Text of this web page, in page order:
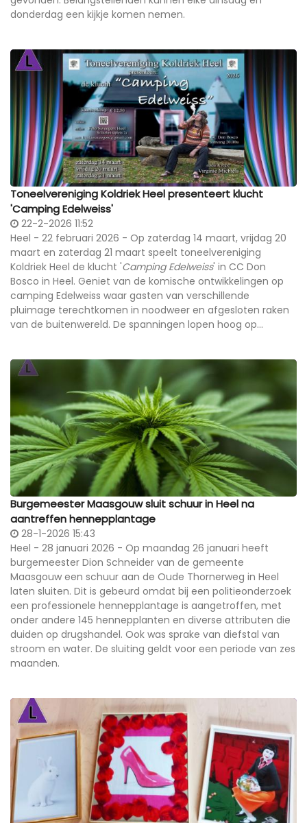
donderdag een kijkje komen nemen.
Toneelvereniging Koldriek Heel presenteert klucht
'Camping Edelweiss'
22-2-2026 11:52
Heel - 22 februari 2026 - Op zaterdag 14 maart, vrijdag 20
maart en zaterdag 21 maart speelt toneelvereniging
Koldriek Heel de klucht 'Camping Edelweiss' in CC Don
Bosco in Heel. Geniet van de komische ontwikkelingen op
camping Edelweiss waar gasten van verschillende
pluimage terechtkomen in noodweer en afgesloten raken
van de buitenwereld. De spanningen lopen hoog op...
Burgemeester Maasgouw sluit schuur in Heel na
aantreffen hennepplantage
28-1-2026 15:43
Heel - 28 januari 2026 - Op maandag 26 januari heeft
burgemeester Dion Schneider van de gemeente
Maasgouw een schuur aan de Oude Thornerweg in Heel
laten sluiten. Dit is gebeurd omdat bij een politieonderzoek
een professionele hennepplantage is aangetroffen, met
onder andere 145 hennepplanten en diverse attributen die
duiden op drugshandel. Ook was sprake van diefstal van
stroom en water. De sluiting geldt voor een periode van zes
maanden.